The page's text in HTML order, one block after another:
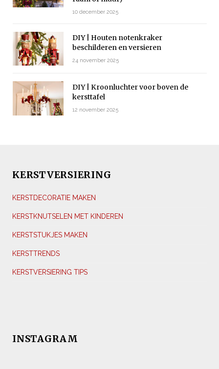
10 december 2025
DIY | Houten notenkraker
beschilderen en versieren
24 november 2025
DIY | Kroonluchter voor boven de
kersttafel
12 november 2025
KERSTVERSIERING
KERSTDECORATIE MAKEN
KERSTKNUTSELEN MET KINDEREN
KERSTSTUKJES MAKEN
KERSTTRENDS
KERSTVERSIERING TIPS
INSTAGRAM